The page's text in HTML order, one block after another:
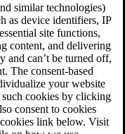
similar technologies)
as device identifiers, IP
site functions,
content, and delivering
and can’t be turned off,
The consent-based
your website
cookies by clicking
consent to cookies
link below. Visit